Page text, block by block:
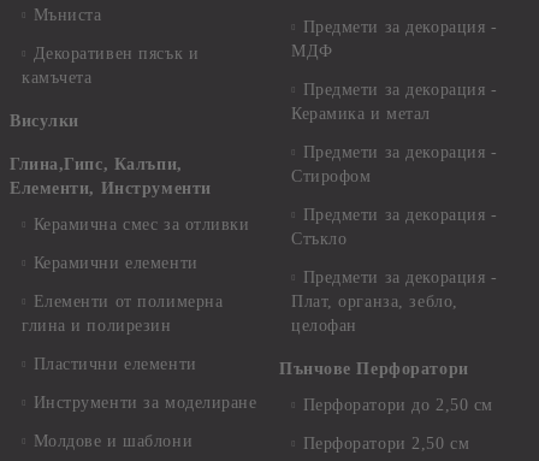
Мъниста
Декоративен пясък и
камъчета
Висулки
Глина,Гипс, Калъпи,
Елементи, Инструменти
Керамична смес за отливки
Керамични елементи
Елементи от полимерна
глина и полирезин
Пластични елементи
Инструменти за моделиране
Молдове и шаблони
Предмети за декорация -
МДФ
Предмети за декорация -
Керамика и метал
Предмети за декорация -
Стирофом
Предмети за декорация -
Стъкло
Предмети за декорация -
Плат, органза, зебло,
целофан
Пънчове Перфоратори
Перфоратори до 2,50 см
Перфоратори 2,50 см